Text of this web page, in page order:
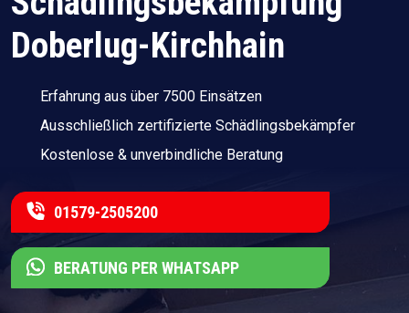
Doberlug-Kirchhain
Erfahrung aus über 7500 Einsätzen
Ausschließlich zertifizierte Schädlingsbekämpfer
Kostenlose & unverbindliche Beratung
01579-2505200
BERATUNG PER WHATSAPP